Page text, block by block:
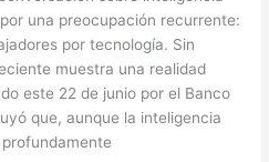
una preocupación recurrente:
por tecnología. Sin
muestra una realidad
este 22 de junio por el Banco
que, aunque la inteligencia